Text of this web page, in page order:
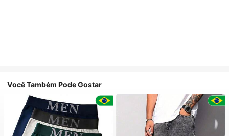
Você Também Pode Gostar